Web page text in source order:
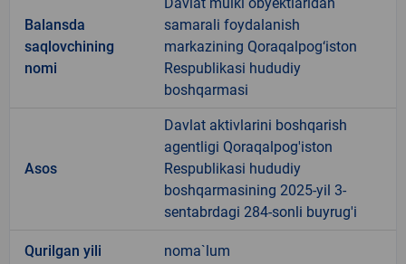
Balansda
saqlovchining
nomi
samarali foydalanish
markazining Qoraqalpog‘iston
Respublikasi hududiy
boshqarmasi
Asos
Davlat aktivlarini boshqarish
agentligi Qoraqalpog'iston
Respublikasi hududiy
boshqarmasining 2025-yil 3-
sentabrdagi 284-sonli buyrug'i
Qurilgan yili noma`lum